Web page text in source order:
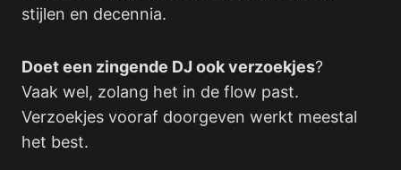
stijlen en decennia.
Doet een zingende DJ ook verzoekjes?
Vaak wel, zolang het in de flow past.
Verzoekjes vooraf doorgeven werkt meestal
het best.